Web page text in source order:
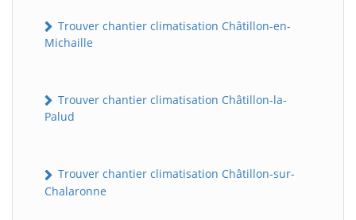
Trouver chantier climatisation Châtillon-en-
Michaille
Trouver chantier climatisation Châtillon-la-
Palud
Trouver chantier climatisation Châtillon-sur-
Chalaronne